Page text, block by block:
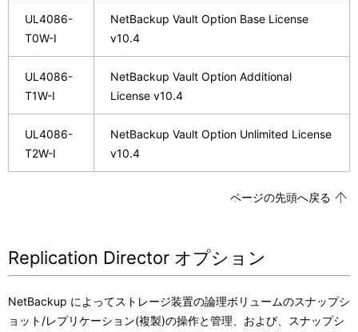
UL4086-
T0W-I
NetBackup Vault Option Base License
v10.4
UL4086-
T1W-I
NetBackup Vault Option Additional
License v10.4
UL4086-
T2W-I
NetBackup Vault Option Unlimited License
v10.4
ページの先頭へ戻る
Replication Director オプション
NetBackup によってストレージ装置の論理ボリュームのスナップシ
ョット/レプリケーション(複製)の操作と管理、および、スナップシ